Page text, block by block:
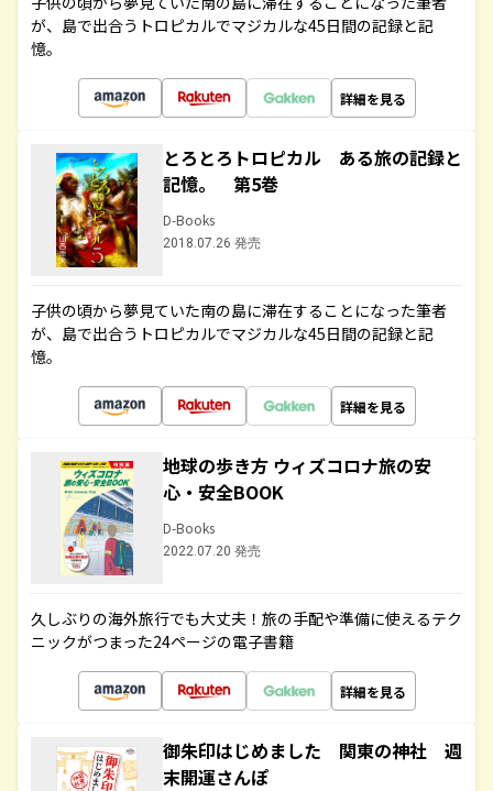
が、島で出合うトロピカルでマジカルな45日間の記録と記
憶。
詳細を見る
とろとろトロピカル ある旅の記録と
記憶。 第5巻
D-Books
2018.07.26 発売
子供の頃から夢見ていた南の島に滞在することになった筆者
が、島で出合うトロピカルでマジカルな45日間の記録と記
憶。
詳細を見る
地球の歩き方 ウィズコロナ旅の安
心・安全BOOK
D-Books
2022.07.20 発売
久しぶりの海外旅行でも大丈夫！旅の手配や準備に使えるテク
ニックがつまった24ページの電子書籍
詳細を見る
御朱印はじめました 関東の神社 週
末開運さんぽ